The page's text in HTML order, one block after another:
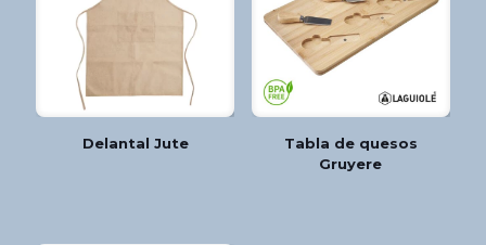
Delantal Jute
Tabla de quesos
Gruyere